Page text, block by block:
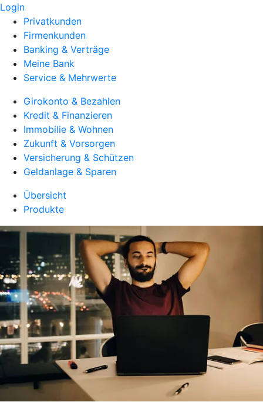
Login
Privatkunden
Firmenkunden
Banking & Verträge
Meine Bank
Service & Mehrwerte
Girokonto & Bezahlen
Kredit & Finanzieren
Immobilie & Wohnen
Zukunft & Vorsorgen
Versicherung & Schützen
Geldanlage & Sparen
Übersicht
Produkte